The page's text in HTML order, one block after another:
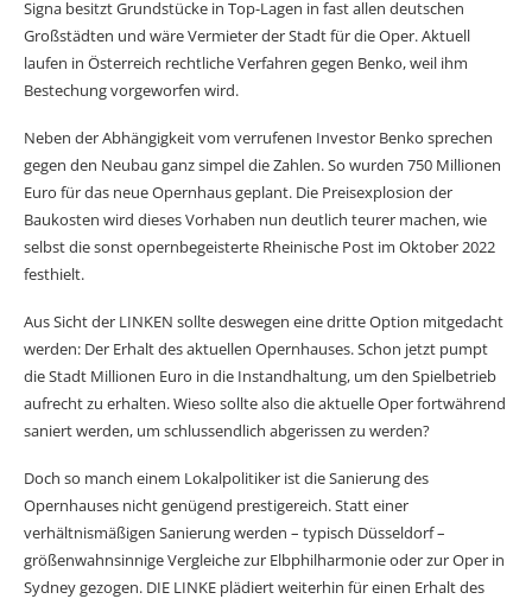
Signa besitzt Grundstücke in Top-Lagen in fast allen deutschen
Großstädten und wäre Vermieter der Stadt für die Oper. Aktuell
laufen in Österreich rechtliche Verfahren gegen Benko, weil ihm
Bestechung vorgeworfen wird.
Neben der Abhängigkeit vom verrufenen Investor Benko sprechen
gegen den Neubau ganz simpel die Zahlen. So wurden 750 Millionen
Euro für das neue Opernhaus geplant. Die Preisexplosion der
Baukosten wird dieses Vorhaben nun deutlich teurer machen, wie
selbst die sonst opernbegeisterte Rheinische Post im Oktober 2022
festhielt.
Aus Sicht der LINKEN sollte deswegen eine dritte Option mitgedacht
werden: Der Erhalt des aktuellen Opernhauses. Schon jetzt pumpt
die Stadt Millionen Euro in die Instandhaltung, um den Spielbetrieb
aufrecht zu erhalten. Wieso sollte also die aktuelle Oper fortwährend
saniert werden, um schlussendlich abgerissen zu werden?
Doch so manch einem Lokalpolitiker ist die Sanierung des
Opernhauses nicht genügend prestigereich. Statt einer
verhältnismäßigen Sanierung werden – typisch Düsseldorf –
größenwahnsinnige Vergleiche zur Elbphilharmonie oder zur Oper in
Sydney gezogen. DIE LINKE plädiert weiterhin für einen Erhalt des